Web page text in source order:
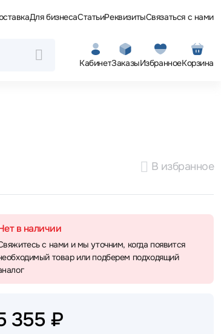
Для бизнесаСтатьиРеквизитыСвязаться с нами
КабинетЗаказыИзбранноеКорзина
В избранное
в наличии
с нами и мы уточним, когда появится
товар или подберем подходящий
355 ₽